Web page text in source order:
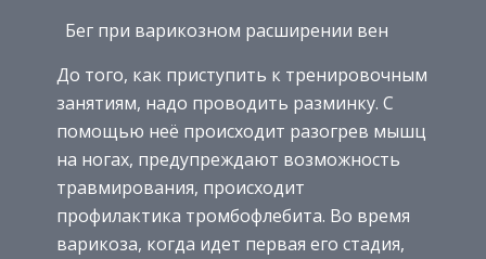
Бег при варикозном расширении вен
До того, как приступить к тренировочным
занятиям, надо проводить разминку. С
помощью неё происходит разогрев мышц
на ногах, предупреждают возможность
травмирования, происходит
профилактика тромбофлебита. Во время
варикоза, когда идет первая его стадия,